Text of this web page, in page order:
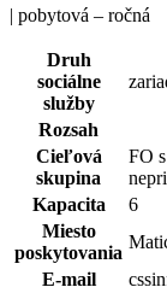
| pobytová – ročná
Druh
sociálne
služby
Rozsah
Cieľová
skupina
FO
Kapacita
6
Miesto
poskytovania
E-mail